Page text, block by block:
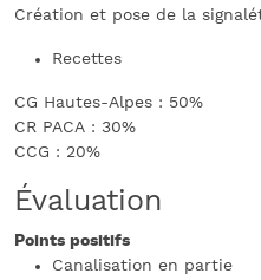
Création et pose de la
Recettes
CG Hautes-Alpes : 50%
CR PACA : 30%
CCG : 20%
Évaluation
Points positifs
Canalisation en partie